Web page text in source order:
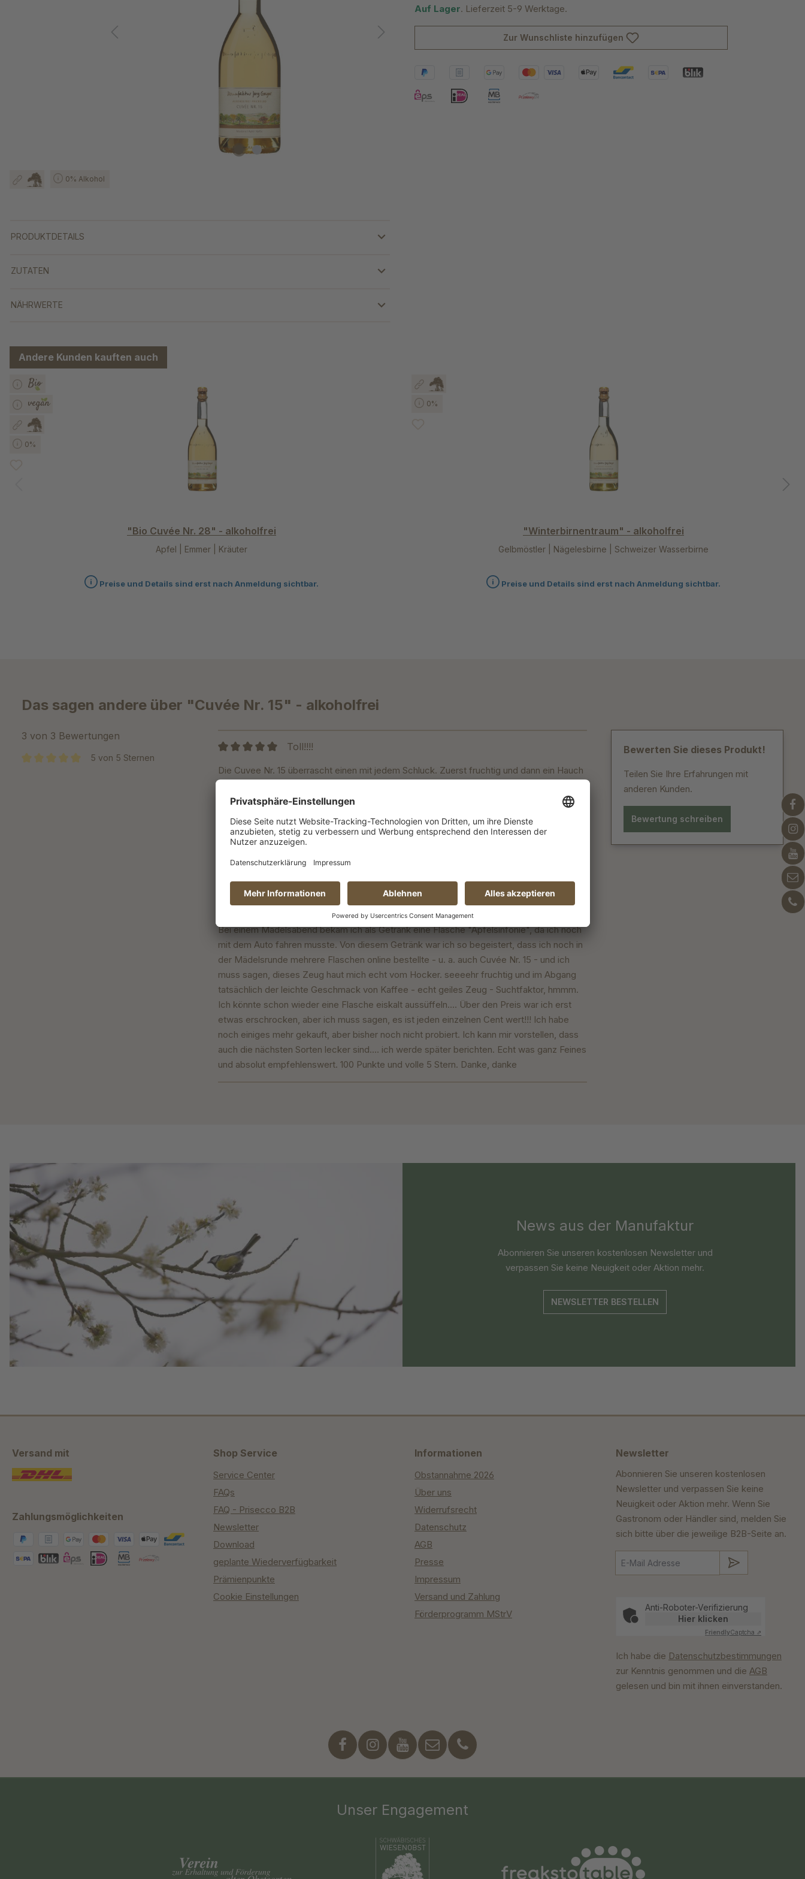
0% Alkohol
PRODUKTDETAILS
ZUTATEN
NÄHRWERTE
Auf Lager. Lieferzeit 5-9 Werktage.
Zur Wunschliste hinzufügen
Andere Kunden kauften auch
Produktgalerie überspringen
0%
"Bio Cuvée Nr. 28" - alkoholfrei
Apfel | Emmer | Kräuter
Preise und Details sind erst nach Anmeldung sichtbar.
0%
"Winterbirnentraum" - alkoholfrei
Gelbmöstler | Nägelesbirne | Schweizer Wasserbirne
Preise und Details sind erst nach Anmeldung sichtbar.
Das sagen andere über "Cuvée Nr. 15" - alkoholfrei
3 von 3 Bewertungen
Durchschnittliche Bewertung von 5 von 5 Sternen
5 von 5 Sternen
Toll!!!!
Die Cuvee Nr. 15 überrascht einen mit jedem Schluck. Zuerst fruchtig und dann ein Hauch
Bewertung mit 5 von 5 Sternen
Kulinarische Freude
Noch nie etwas so besonderes probiert. Es schmeckt anders, besonders, erfrischend
und so lecker.
Bewertung mit 5 von 5 Sternen
ein geiles Zeug
Bei einem Mädelsabend bekam ich als Getränk eine Flasche "Apfelsinfonie", da ich noch
mit dem Auto fahren musste. Von diesem Getränk war ich so begeistert, dass ich noch in
der Mädelsrunde mehrere Flaschen online bestellte - u. a. auch Cuvée Nr. 15 - und ich
muss sagen, dieses Zeug haut mich echt vom Hocker. seeeehr fruchtig und im Abgang
tatsächlich der leichte Geschmack von Kaffee - echt geiles Zeug - Suchtfaktor, hmmm.
Ich könnte schon wieder eine Flasche eiskalt aussüffeln.... Über den Preis war ich erst
etwas erschrocken, aber ich muss sagen, es ist jeden einzelnen Cent wert!!! Ich habe
noch einiges mehr gekauft, aber bisher noch nicht probiert. Ich kann mir vorstellen, dass
auch die nächsten Sorten lecker sind.... ich werde später berichten. Echt was ganz Feines
und absolut empfehlenswert. 100 Punkte und volle 5 Stern. Danke, danke
Bewerten Sie dieses Produkt!
Teilen Sie Ihre Erfahrungen mit
anderen Kunden.
Bewertung schreiben
News aus der Manufaktur
Abonnieren Sie unseren kostenlosen Newsletter und
verpassen Sie keine Neuigkeit oder Aktion mehr.
NEWSLETTER BESTELLEN
Versand mit
Zahlungsmöglichkeiten
Shop Service
Service Center
FAQs
FAQ - Prisecco B2B
Newsletter
Download
geplante Wiederverfügbarkeit
Prämienpunkte
Cookie Einstellungen
Informationen
Obstannahme 2026
Über uns
Widerrufsrecht
Datenschutz
AGB
Presse
Impressum
Versand und Zahlung
Förderprogramm MStrV
Newsletter
Abonnieren Sie unseren kostenlosen
Newsletter und verpassen Sie keine
Neuigkeit oder Aktion mehr. Wenn Sie
Gastronom oder Händler sind, melden Sie
sich bitte über die jeweilige B2B-Seite an.
Anti-Roboter-Verifizierung
Hier klicken
FriendlyCaptcha ⇗
Ich habe die Datenschutzbestimmungen
zur Kenntnis genommen und die AGB
gelesen und bin mit ihnen einverstanden.
Unser Engagement